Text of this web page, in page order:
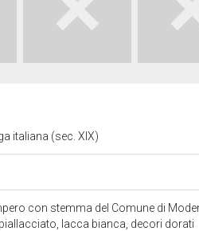
italiana (sec. XIX)
con stemma del Comune di
lacca bianca, decori dorati